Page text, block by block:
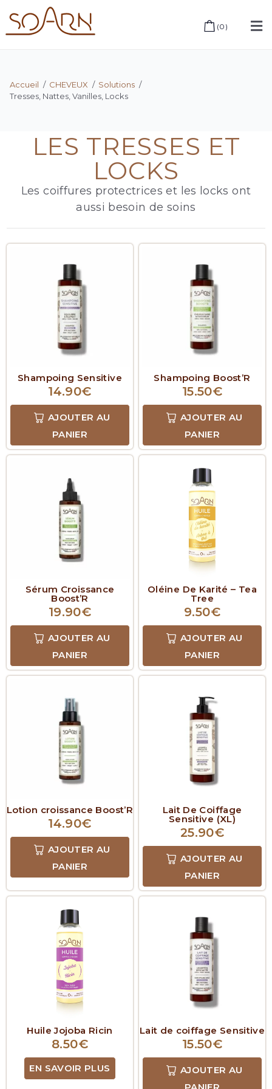
(0 )
Accueil / CHEVEUX / Solutions /
Tresses, Nattes, Vanilles, Locks
LES TRESSES ET
LOCKS
Les coiffures protectrices et les locks ont
aussi besoin de soins
Shampoing Sensitive
14.90€
AJOUTER AU
PANIER
Shampoing Boost’R
15.50€
AJOUTER AU
PANIER
Sérum Croissance
Boost’R
19.90€
AJOUTER AU
PANIER
Oléine De Karité – Tea
Tree
9.50€
AJOUTER AU
PANIER
Lotion croissance Boost’R
14.90€
AJOUTER AU
PANIER
Lait De Coiffage
Sensitive (XL)
25.90€
AJOUTER AU
PANIER
Huile Jojoba Ricin
8.50€
EN SAVOIR PLUS
Lait de coiffage Sensitive
15.50€
AJOUTER AU